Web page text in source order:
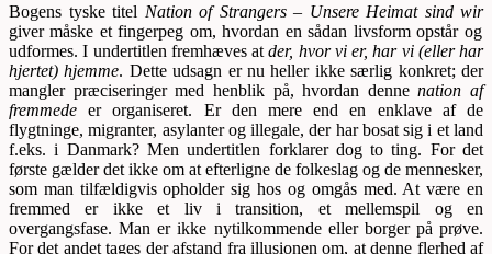
Bogens tyske titel Nation of Strangers – Unsere Heimat sind wir
giver måske et fingerpeg om, hvordan en sådan livsform opstår og
udformes. I undertitlen fremhæves atder, hvor vi er, har vi (eller har
hjertet) hjemme. Dette udsagn er nu heller ikke særlig konkret; der
mangler præciseringer med henblik på, hvordan dennenation af
fremmede er organiseret. Er den mere end en enklave af de
flygtninge, migranter, asylanter og illegale, der har bosat sig i et land
f.eks. i Danmark? Men undertitlen forklarer dog to ting. For det
første gælder det ikke om at efterligne de folkeslag og de mennesker,
som man tilfældigvis opholder sig hos og omgås med. At være en
fremmed er ikke et liv i transition, et mellemspil og en
overgangsfase. Man er ikke nytilkommende eller borger på prøve.
For det andet tages der afstand fra illusionen om, at denne flerhed af